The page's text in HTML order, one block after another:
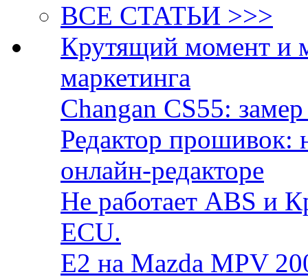
ВСЕ СТАТЬИ >>>
Крутящий момент и
маркетинга
Changan CS55:
Редактор прошивок:
онлайн-редакторе
Не работает ABS и
ECU.
E2 на Mazda MPV